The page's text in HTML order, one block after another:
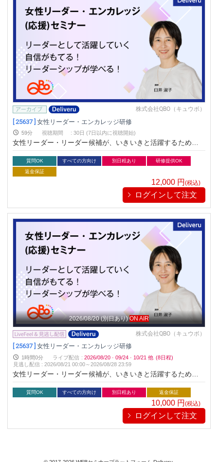
株式会社QBO（キュウボ）
[ 25637 ] 女性リーダー・エンカレッジ研修
59分 視聴期間 : 30日 (7日以内に視聴開始)
女性リーダー・リーダー候補が、いきいきと活躍するためのリ
ーダーシップについて学びます
質問OK すべての方向け 別日程あり
研修提供OK
返金保証
12,000 円(税込)
ログインして注文
2026/08/20 (別日あり) ON AIR
株式会社QBO（キュウボ）
[ 25637 ] 女性リーダー・エンカレッジ研修
1時間0分 ライブ配信 : 2026/08/20 · 09/24 · 10/21 他 (8日程)
見逃し配信 :2026/08/21 00:00～2026/08/28 23:59
女性リーダー・リーダー候補が、いきいきと活躍するためのリ
ーダーシップについて学びます
質問OK すべての方向け 別日程あり 返金保証
10,000 円(税込)
ログインして注文